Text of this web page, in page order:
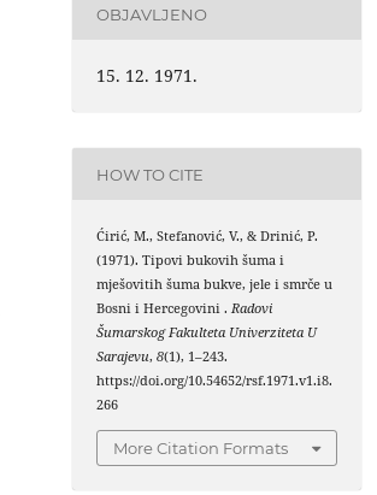
OBJAVLJENO
15. 12. 1971.
HOW TO CITE
Ćirić, M., Stefanović, V., & Drinić, P.
(1971). Tipovi bukovih šuma i
mješovitih šuma bukve, jele i smrče u
Bosni i Hercegovini .Radovi
Šumarskog Fakulteta Univerziteta U
Sarajevu,8(1), 1–243.
https://doi.org/10.54652/rsf.1971.v1.i8.
266
More Citation Formats